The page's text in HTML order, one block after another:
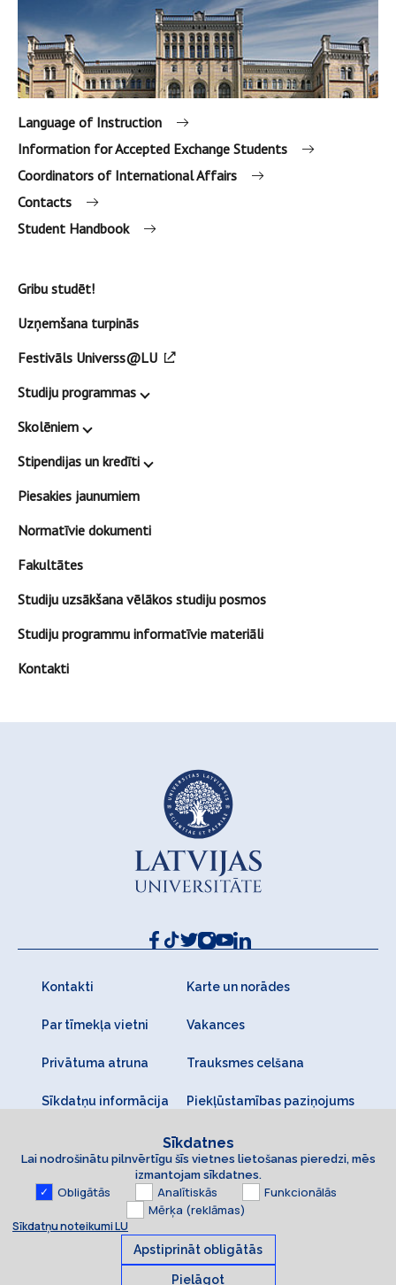
Language of Instruction
Information for Accepted Exchange Students
Coordinators of International Affairs
Contacts
Student Handbook
Gribu studēt!
Uzņemšana turpinās
Festivāls Universs@LU
Studiju programmas
Skolēniem
Stipendijas un kredīti
Piesakies jaunumiem
Normatīvie dokumenti
Fakultātes
Studiju uzsākšana vēlākos studiju posmos
Studiju programmu informatīvie materiāli
Kontakti
Kontakti Karte un norādes
Par tīmekļa vietni Vakances
Privātuma atruna Trauksmes celšana
Sīkdatņu informācija Piekļūstamības paziņojums
Sīkdatnes
Lai nodrošinātu pilnvērtīgu šīs vietnes lietošanas pieredzi, mēs
izmantojam sīkdatnes.
Obligātās Analītiskās
Funkcionālās
Mērķa (reklāmas)
Sīkdatņu noteikumi LU
Apstiprināt obligātās
Pielāgot